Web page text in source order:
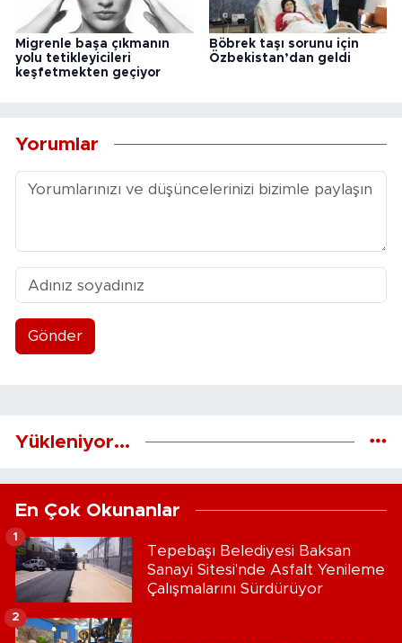
Migrenle başa çıkmanın
yolu tetikleyicileri
keşfetmekten geçiyor
Böbrek taşı sorunu için
Özbekistan’dan geldi
Yorumlar
Gönder
Yükleniyor...
En Çok Okunanlar
Tepebaşı Belediyesi Baksan
Sanayi Sitesi'nde Asfalt Yenileme
Çalışmalarını Sürdürüyor
1
2